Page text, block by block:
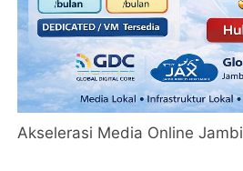
Akselerasi Media Online Jambi